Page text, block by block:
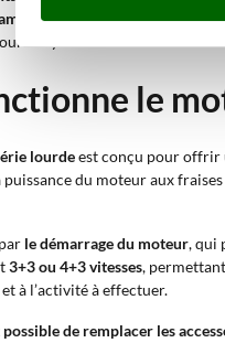
: pour le nettoyage des
broyer les branches et
le
lourdeest conçu pour offrir
du moteur aux
le démarrage du moteur, qui
3+3 ou 4+3 vitesses,
à l’activité à effectuer.
de remplacer les